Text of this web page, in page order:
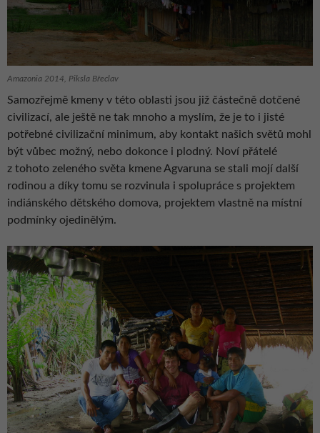
Amazonia 2014, Piksla Břeclav
Samozřejmě kmeny v této oblasti jsou již částečně dotčené
civilizací, ale ještě ne tak mnoho a myslím, že je to i jisté
potřebné civilizační minimum, aby kontakt našich světů mohl
být vůbec možný, nebo dokonce i plodný. Noví přátelé
z tohoto zeleného světa kmene Agvaruna se stali mojí další
rodinou a díky tomu se rozvinula i spolupráce s projektem
indiánského dětského domova, projektem vlastně na místní
podmínky ojedinělým.